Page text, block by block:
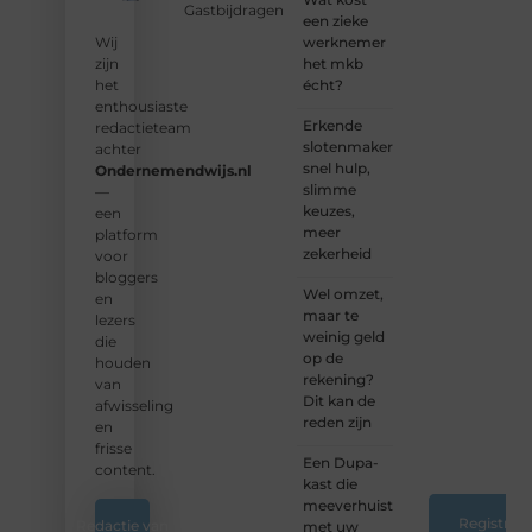
Gastbijdragen
Wij
zijn
het
enthousiaste
redactieteam
achter
Ondernemendwijs.nl
—
een
platform
voor
bloggers
en
lezers
die
houden
van
afwisseling
en
frisse
content.
Redactie van
een zieke
werknemer
het mkb
écht?
Erkende
slotenmakers:
snel hulp,
slimme
keuzes,
meer
zekerheid
Wel omzet,
maar te
weinig geld
op de
rekening?
Dit kan de
reden zijn
Een Dupa-
kast die
meeverhuist
met uw
Registreer